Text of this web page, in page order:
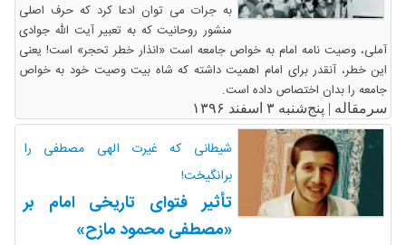
به جرات می توان ادعا کرد که حرف اصلی
منشور روحانیت که به تعبیر آیت الله جوادی
آملی، وصیت نامه امام به خواص جامعه است «انذار خطر تحجر» است! یعنی
این خطر، آنقدر برای امام اهمیت داشته که شاه بیت وصیت خود به خواص
جامعه را بدان اختصاص داده است.
سرمقاله | پنج‌شنبه ۳ اسفند ۱۳۹۶
شیطانی که غیرت الهی مصطفی را
برانگیخت!
تأثیر فتوای تاریخی امام بر
«مصطفی محمود مازح»